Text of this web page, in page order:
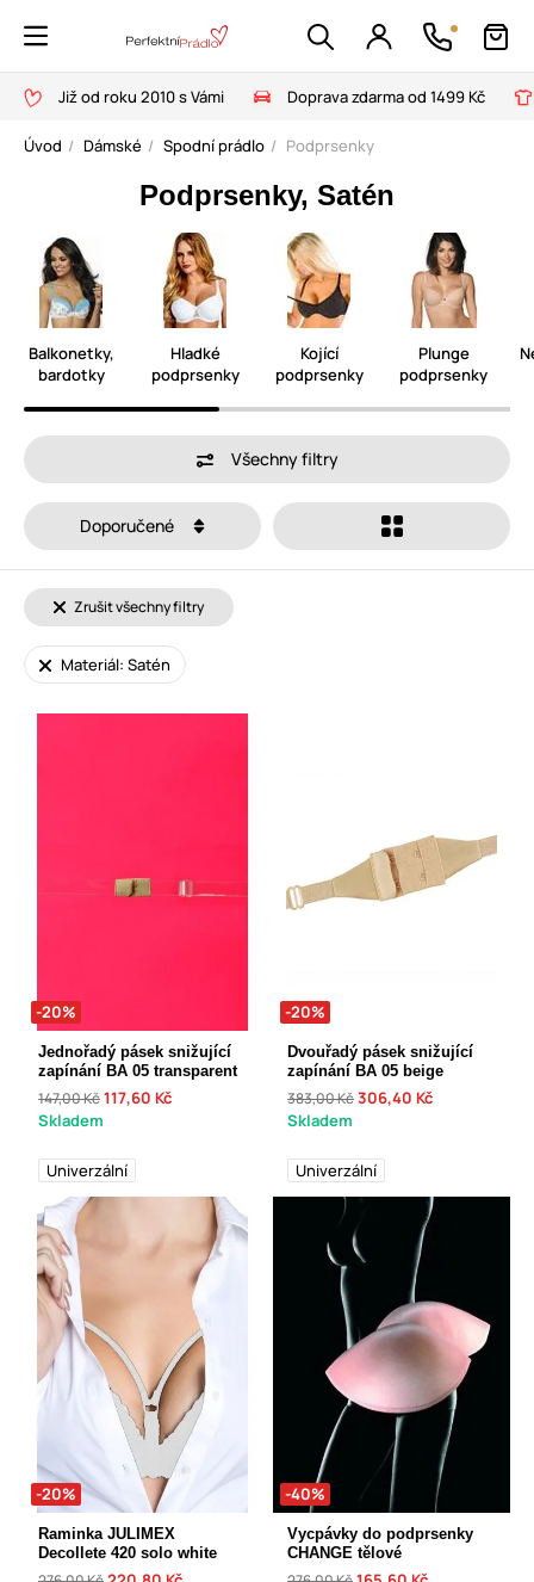
Již od roku 2010 s Vámi Doprava zdarma od 1499 Kč
Úvod Dámské Spodní prádlo Podprsenky
Podprsenky, Satén
Balkonetky,
bardotky
Hladké
podprsenky
Kojící
podprsenky
Plunge
podprsenky
Všechny filtry
Doporučené
Zrušit všechny filtry
Materiál: Satén
-20%
Jednořadý pásek snižující
zapínání BA 05 transparent
147,00 Kč117,60 Kč
Skladem
Univerzální
-20%
Dvouřadý pásek snižující
zapínání BA 05 beige
383,00 Kč306,40 Kč
Skladem
Univerzální
-20%
Raminka JULIMEX
Decollete 420 solo white
-40%
Vycpávky do podprsenky
CHANGE tělové